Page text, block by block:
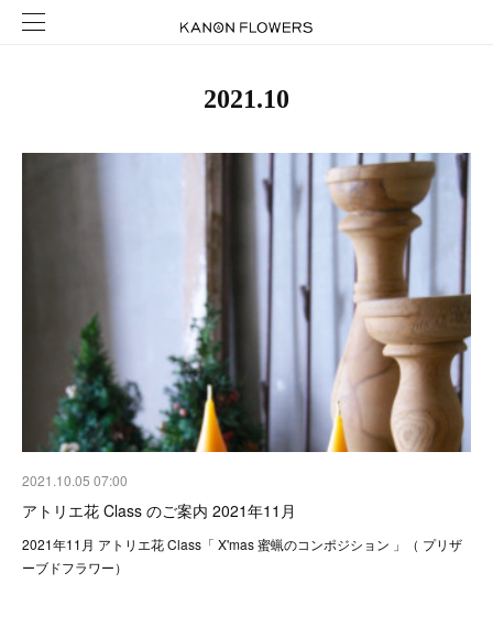
2021.10
2021.10.05 07:00
アトリエ花 Class のご案内 2021年11月
2021年11月 アトリエ花 Class「 X'mas 蜜蝋のコンポジション 」（ プリザ
ーブドフラワー）